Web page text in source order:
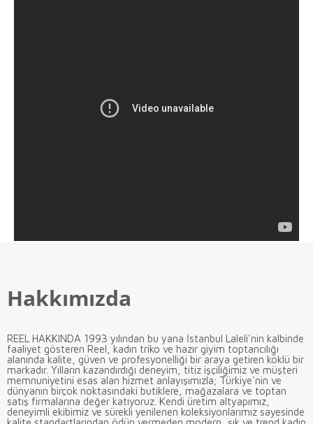
Hakkımızda
REEL HAKKINDA 1993 yılından bu yana İstanbul Laleli'nin kalbinde
faaliyet gösteren Reel, kadın triko ve hazır giyim toptancılığı
alanında kalite, güven ve profesyonelliği bir araya getiren köklü bir
markadır. Yılların kazandırdığı deneyim, titiz işçiliğimiz ve müşteri
memnuniyetini esas alan hizmet anlayışımızla; Türkiye'nin ve
dünyanın birçok noktasındaki butiklere, mağazalara ve toptan
satış firmalarına değer katıyoruz. Kendi üretim altyapımız,
deneyimli ekibimiz ve sürekli yenilenen koleksiyonlarımız sayesinde